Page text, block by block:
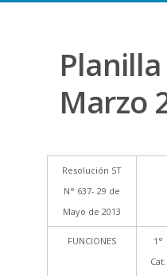
Marzo
Resolución ST
N° 637- 29 de
Mayo de 2013
FUNCIONES
1°
Cat.